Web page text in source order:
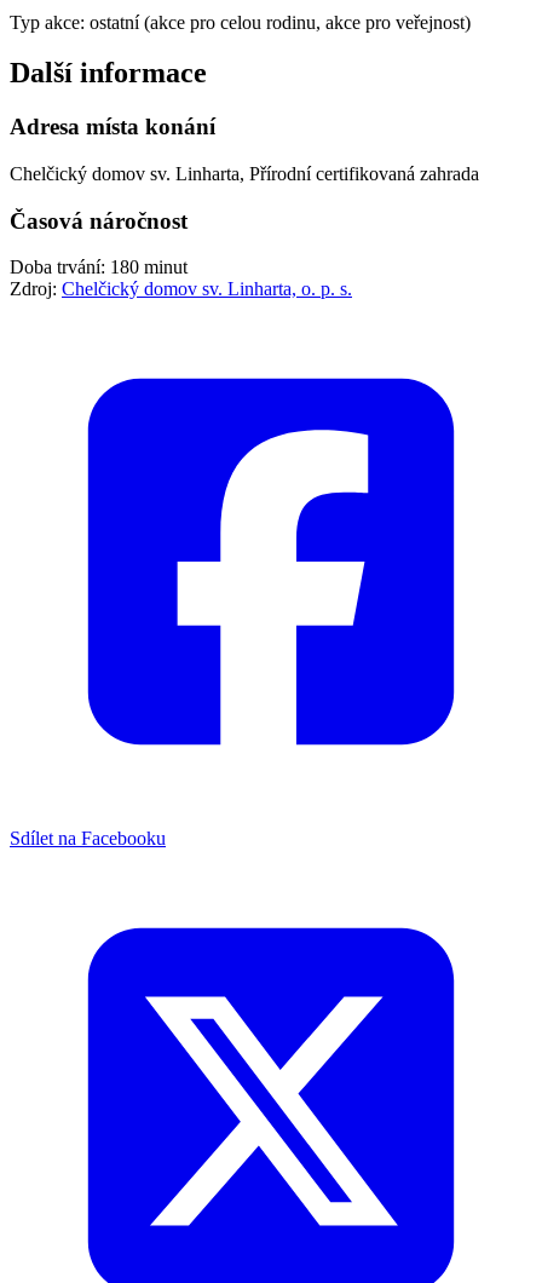
Typ akce: ostatní (akce pro celou rodinu, akce pro veřejnost)
Další informace
Adresa místa konání
Chelčický domov sv. Linharta, Přírodní certifikovaná zahrada
Časová náročnost
Doba trvání: 180 minut
Zdroj: Chelčický domov sv. Linharta, o. p. s.
Sdílet na Facebooku